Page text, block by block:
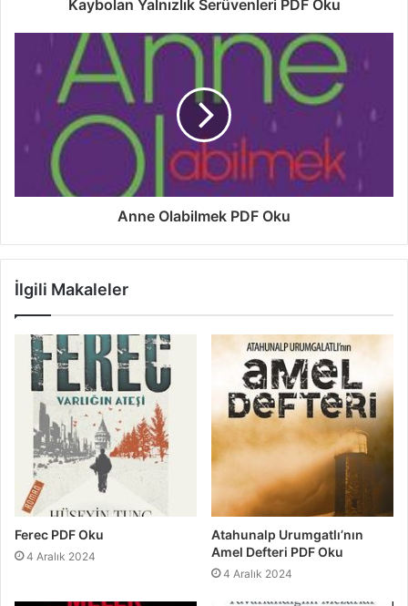
Kaybolan Yalnızlık Serüvenleri PDF Oku
Anne Olabilmek PDF Oku
İlgili Makaleler
Ferec PDF Oku
4 Aralık 2024
Atahunalp Urumgatlı’nın
Amel Defteri PDF Oku
4 Aralık 2024